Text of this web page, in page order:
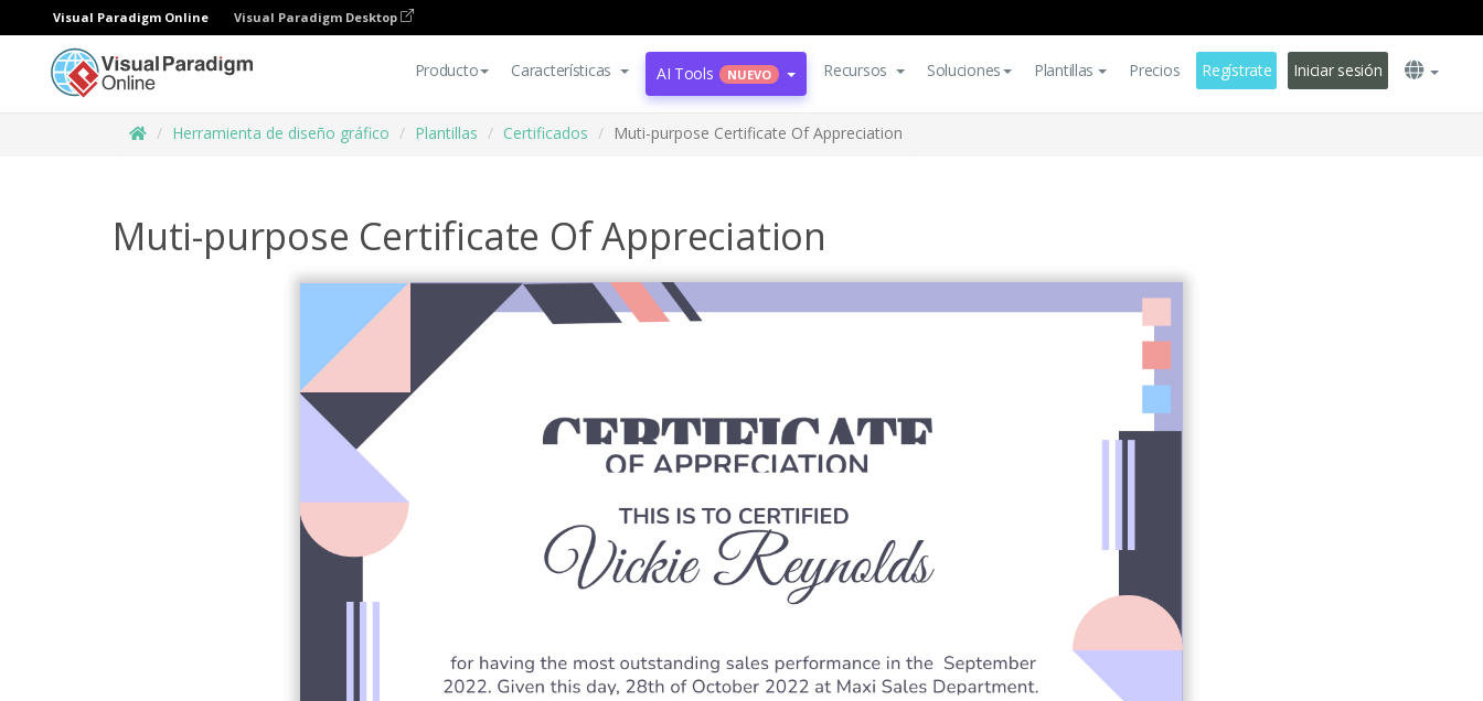
Visual Paradigm Online Visual Paradigm Desktop
Producto Características AI Tools NUEVO Recursos Soluciones Plantillas Precios Regístrate Iniciar sesión
Herramienta de diseño gráfico Plantillas Certificados Muti-purpose Certificate Of Appreciation
Muti-purpose Certificate Of Appreciation